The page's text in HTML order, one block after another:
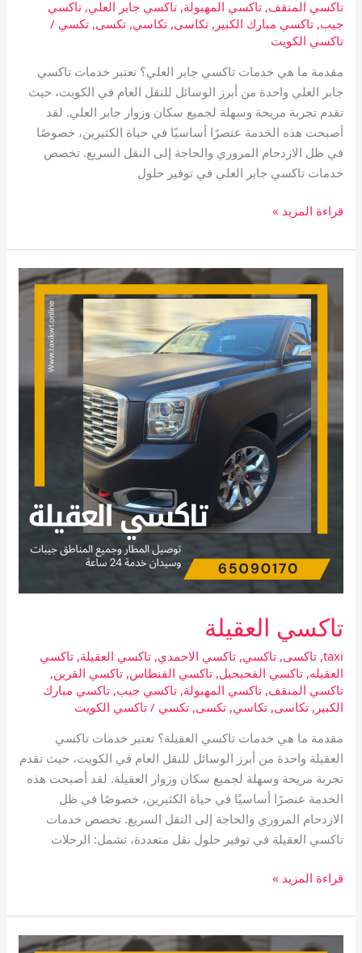
تاكسي المنقف,تاكسي المهبولة,تاكسي جابر العلي,تاكسي
جيب,تاكسي مبارك الكبير ,تكاسى,تكاسي,تكسى,تكسي /
تاكسي الكويت
مقدمة ما هي خدمات تاكسي جابر العلي؟ تعتبر خدمات تاكسي
جابر العلي واحدة من أبرز الوسائل للنقل العام في الكويت، حيث
تقدم تجربة مريحة وسهلة لجميع سكان وزوار جابر العلي. لقد
أصبحت هذه الخدمة عنصرًا أساسيًا في حياة الكثيرين، خصوصًا
في ظل الازدحام المروري والحاجة إلى النقل السريع. تخصص
خدمات تاكسي جابر العلي في توفير حلول
قراءة المزيد »
تاكسي العقيلة
taxi
,تاكسى,تاكسي,تاكسي الاحمدي,تاكسي العقيلة,تاكسي
العقيله,تاكسي الفحيحيل,تاكسي الفنطاس,تاكسي القرين,
تاكسي المنقف,تاكسي المهبولة,تاكسي جيب,تاكسي مبارك
الكبير ,تكاسى,تكاسي,تكسى,تكسي /تاكسي الكويت
مقدمة ما هي خدمات تاكسي العقيلة؟ تعتبر خدمات تاكسي
العقيلة واحدة من أبرز الوسائل للنقل العام في الكويت، حيث تقدم
تجربة مريحة وسهلة لجميع سكان وزوار العقيلة. لقد أصبحت هذه
الخدمة عنصرًا أساسيًا في حياة الكثيرين، خصوصًا في ظل
الازدحام المروري والحاجة إلى النقل السريع. تخصص خدمات
تاكسي العقيلة في توفير حلول نقل متعددة، تشمل: الرحلات
تاكسي
العقيلة
قراءة المزيد »
تاكسي